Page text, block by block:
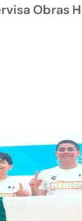
Obras